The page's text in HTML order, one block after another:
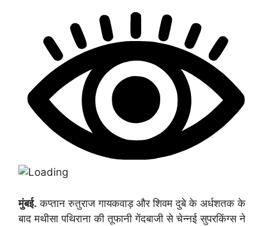
मुंबई. कप्तान रुतुराज गायकवाड़ और शिवम दुबे के अर्धशतक के
बाद मथीसा पथिराना की तूफानी गेंदबाजी से चेन्नई सुपरकिंग्स ने